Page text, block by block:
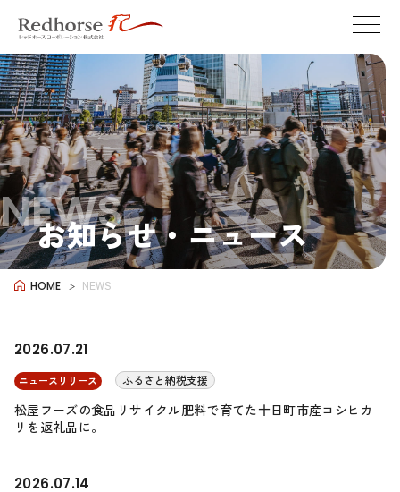
NEWS
お知らせ・ニュース
HOME NEWS
2026.07.21
ニュースリリース ふるさと納税支援
松屋フーズの食品リサイクル肥料で育てた十日町市産コシヒカ
リを返礼品に。
2026.07.14